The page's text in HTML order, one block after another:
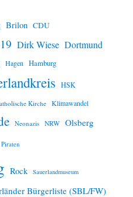
Brilon CDU
Dirk Wiese Dortmund
Hagen Hamburg
HSK
Kirche Klimawandel
Neonazis NRW Olsberg
Piraten
Rock Sauerlandmuseum
Bürgerliste (SBL/FW)